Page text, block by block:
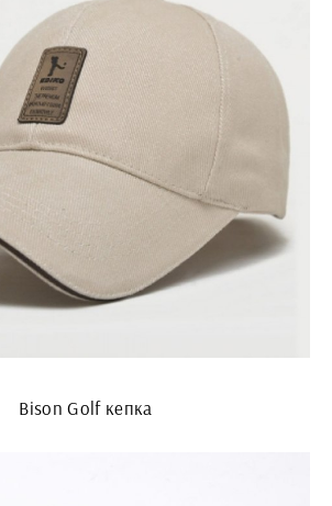
Bison Golf кепка